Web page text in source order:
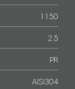
1150
2.5
PR
AISI304